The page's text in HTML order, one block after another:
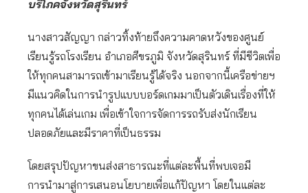
บริโภคจังหวัดสุรินทร์
นางสาวสัญญา กล่าวทิ้งท้ายถึงความคาดหวังของศูนย์
เรียนรู้รถโรงเรียน อำเภอศีขรภูมิ จังหวัดสุรินทร์ ที่มีชีวิตเพื่อ
ให้ทุกคนสามารถเข้ามาเรียนรู้ได้จริง นอกจากนี้เครือข่ายฯ
มีแนวคิดในการนำรูปแบบบอร์ดเกมมาเป็นตัวเดินเรื่องที่ให้
ทุกคนได้เล่นเกม เพื่อเข้าใจการจัดการรถรับส่งนักเรียน
ปลอดภัยและมีราคาที่เป็นธรรม
โดยสรุปปัญหาขนส่งสาธารณะที่แต่ละพื้นที่พบเจอมี
การนำมาสู่การเสนอนโยบายเพื่อแก้ปัญหา โดยในแต่ละ